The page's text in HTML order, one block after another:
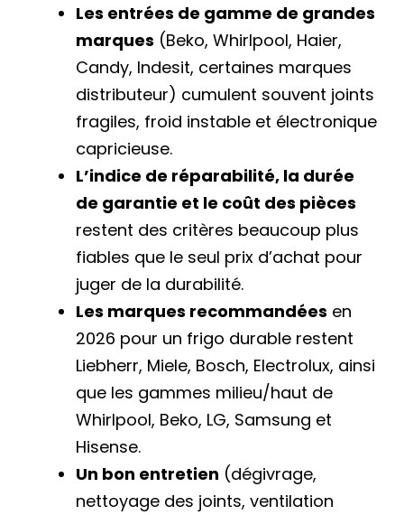
Les entrées de gamme de grandes
marques (Beko, Whirlpool, Haier,
Candy, Indesit, certaines marques
distributeur) cumulent souvent joints
fragiles, froid instable et électronique
capricieuse.
L’indice de réparabilité, la durée
de garantie et le coût des pièces
restent des critères beaucoup plus
fiables que le seul prix d’achat pour
juger de la durabilité.
Les marques recommandées en
2026 pour un frigo durable restent
Liebherr, Miele, Bosch, Electrolux, ainsi
que les gammes milieu/haut de
Whirlpool, Beko, LG, Samsung et
Hisense.
Un bon entretien (dégivrage,
nettoyage des joints, ventilation